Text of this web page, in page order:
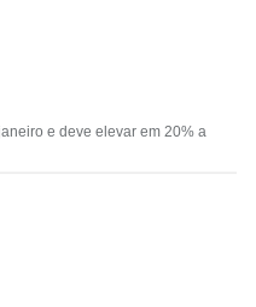
e deve elevar em 20% a